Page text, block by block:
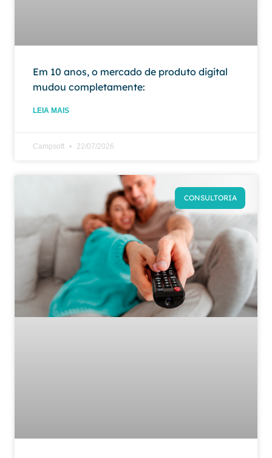
Em 10 anos, o mercado de produto digital
mudou completamente:
LEIA MAIS
Campsoft 22/07/2026
CONSULTORIA